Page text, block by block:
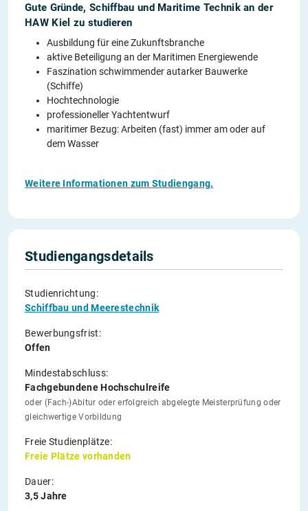
Gute Gründe, Schiffbau und Maritime Technik an der
HAW Kiel zu studieren
Ausbildung für eine Zukunftsbranche
aktive Beteiligung an der Maritimen Energiewende
Faszination schwimmender autarker Bauwerke
(Schiffe)
Hochtechnologie
professioneller Yachtentwurf
maritimer Bezug: Arbeiten (fast) immer am oder auf
dem Wasser
Weitere Informationen zum Studiengang.
Studiengangsdetails
Studienrichtung:
Schiffbau und Meerestechnik
Bewerbungsfrist:
Offen
Mindestabschluss:
Fachgebundene Hochschulreife
oder (Fach-)Abitur oder erfolgreich abgelegte Meisterprüfung oder
gleichwertige Vorbildung
Freie Studienplätze:
Freie Plätze vorhanden
Dauer:
3,5 Jahre